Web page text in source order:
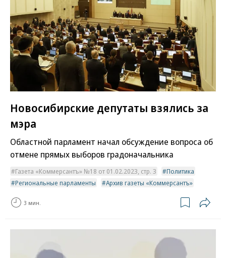
Новосибирские депутаты взялись за
мэра
Областной парламент начал обсуждение вопроса об
отмене прямых выборов градоначальника
Газета «Коммерсантъ» №18 от 01.02.2023, стр. 3
Политика
Региональные парламенты
Архив газеты «Коммерсантъ»
3 мин.